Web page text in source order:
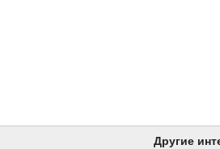
Другие